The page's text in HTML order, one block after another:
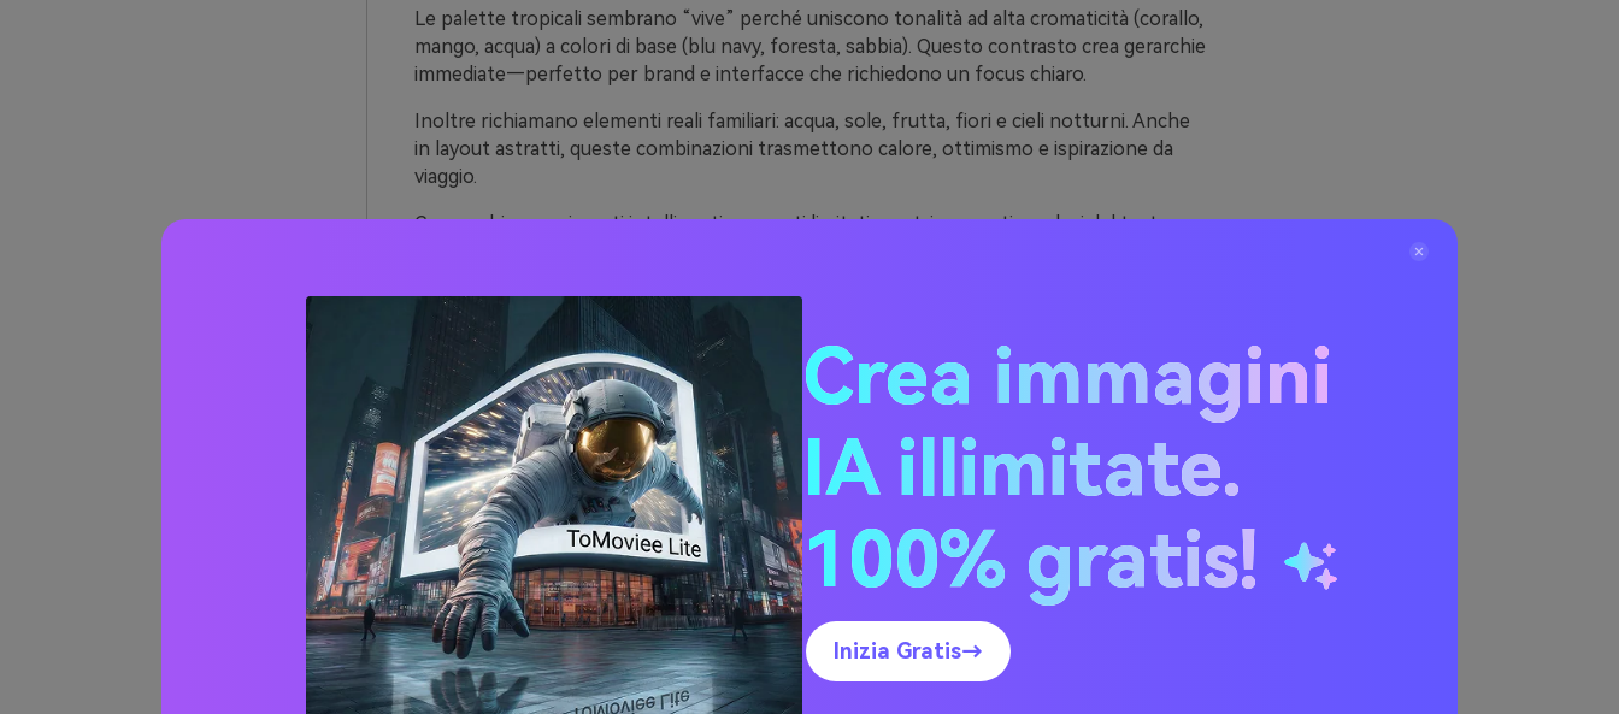
Le palette tropicali sembrano “vive” perché uniscono tonalità ad alta cromaticità (corallo,
mango, acqua) a colori di base (blu navy, foresta, sabbia). Questo contrasto crea gerarchie
immediate—perfetto per brand e interfacce che richiedono un focus chiaro.
Inoltre richiamano elementi reali familiari: acqua, sole, frutta, fiori e cieli notturni. Anche
in layout astratti, queste combinazioni trasmettono calore, ottimismo e ispirazione da
viaggio.
Con pochi accorgimenti intelligenti—accenti limitati, neutri coerenti e colori del testo
20+ Idee di Palette di Colori Tropicali
(con codici HEX)
1) Brezza di Laguna
Crea immagini
IA illimitate.
100% gratis!
Inizia Gratis→